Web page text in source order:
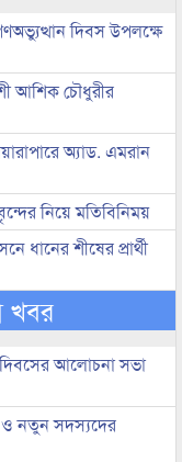
দিবস উপলক্ষে
আশিক চৌধুরীর
অ্যাড. এমরান
নিয়ে মতিবিনিময়
ধানের শীষের প্রার্থী
খবর
দিবসের আলোচনা সভা
ও নতুন সদস্যদের